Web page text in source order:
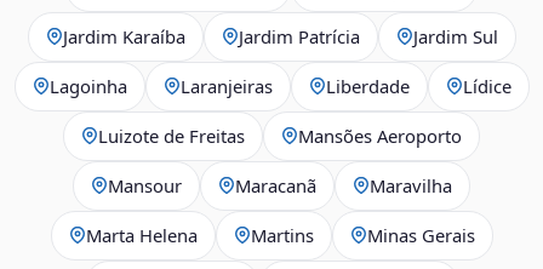
Jardim Karaíba Jardim Patrícia Jardim Sul
Lagoinha Laranjeiras Liberdade Lídice
Luizote de Freitas Mansões Aeroporto
Mansour Maracanã Maravilha
Marta Helena Martins Minas Gerais